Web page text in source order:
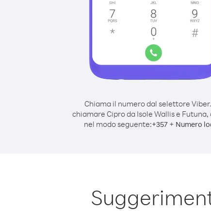
Chiama il numero dal selettore Viber.
chiamare Cipro da Isole Wallis e
nel modo seguente:+357+ Numero